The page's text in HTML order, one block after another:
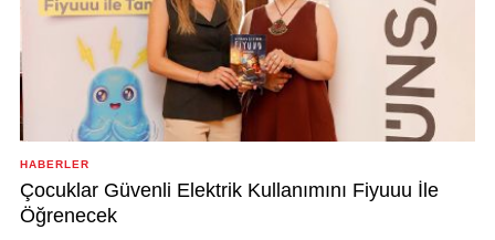
HABERLER
Çocuklar Güvenli Elektrik Kullanımını Fiyuuu İle
Öğrenecek